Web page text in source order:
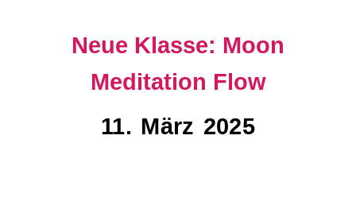
Neue Klasse: Moon
Meditation Flow
11. März 2025